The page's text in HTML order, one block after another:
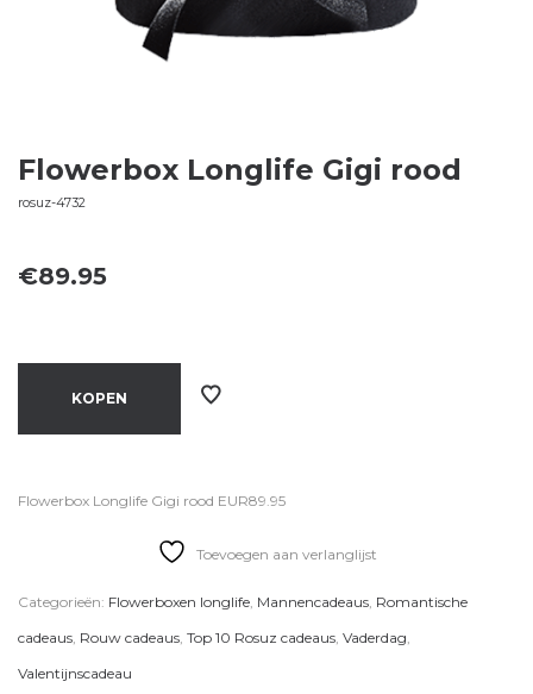
Flowerbox Longlife Gigi rood
rosuz-4732
€89.95
KOPEN
Flowerbox Longlife Gigi rood EUR89.95
Toevoegen aan verlanglijst
Categorieën: Flowerboxen longlife, Mannencadeaus, Romantische
cadeaus, Rouw cadeaus, Top 10 Rosuz cadeaus, Vaderdag,
Valentijnscadeau